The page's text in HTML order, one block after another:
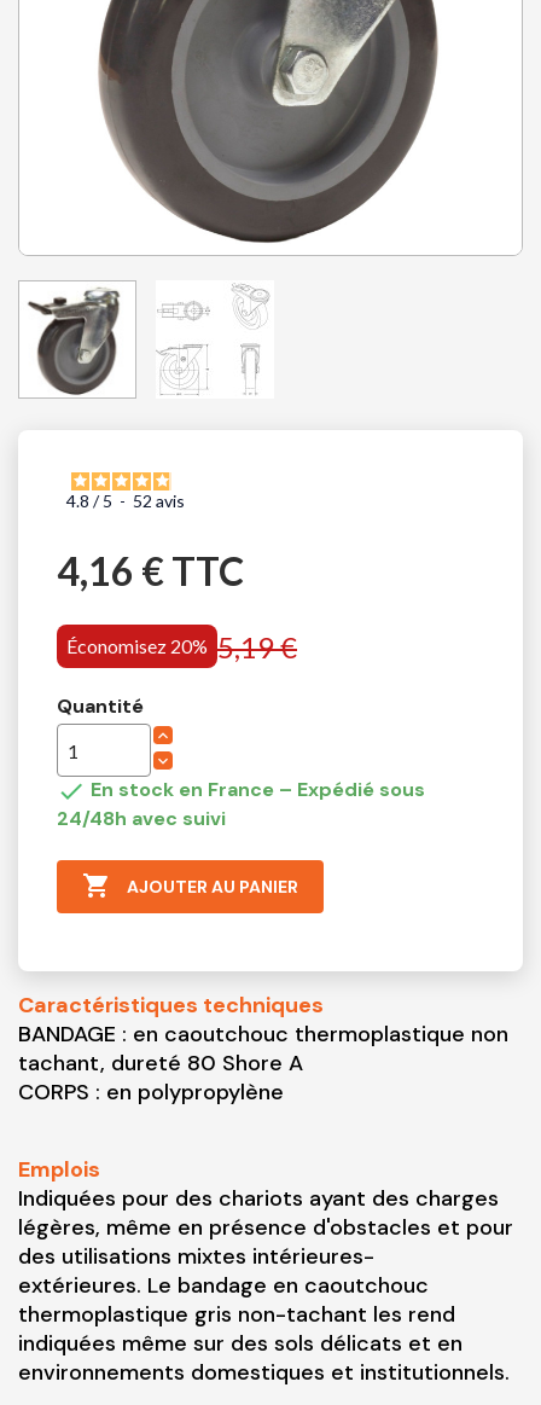
4.8 / 5 - 52 avis
4,16 € TTC
Économisez 20% 5,19 €
Quantité
 En stock en France – Expédié sous
24/48h avec suivi
 AJOUTER AU PANIER
Caractéristiques techniques
BANDAGE : en caoutchouc thermoplastique non
tachant, dureté 80 Shore A
CORPS : en polypropylène
Emplois
Indiquées pour des chariots ayant des charges
légères, même en présence d'obstacles et pour
des utilisations mixtes intérieures-
extérieures. Le bandage en caoutchouc
thermoplastique gris non-tachant les rend
indiquées même sur des sols délicats et en
environnements domestiques et institutionnels.